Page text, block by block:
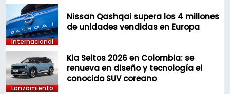
Internacional
Nissan Qashqai supera los 4 millones
de unidades vendidas en Europa
Lanzamiento
Kia Seltos 2026 en Colombia: se
renueva en diseño y tecnología el
conocido SUV coreano